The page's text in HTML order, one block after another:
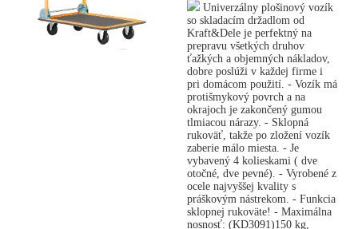
Univerzálny plošinový vozík
so skladacím držadlom od
Kraft&Dele je perfektný na
prepravu všetkých druhov
ťažkých a objemných nákladov,
dobre poslúži v každej firme i
pri domácom použití. - Vozík má
protišmykový povrch a na
okrajoch je zakončený gumou
tlmiacou nárazy. - Sklopná
rukoväť, takže po zložení vozík
zaberie málo miesta. - Je
vybavený 4 kolieskami ( dve
otočné, dve pevné). - Vyrobené z
ocele najvyššej kvality s
práškovým nástrekom. - Funkcia
sklopnej rukoväte! - Maximálna
nosnosť: (KD3091)150 kg,